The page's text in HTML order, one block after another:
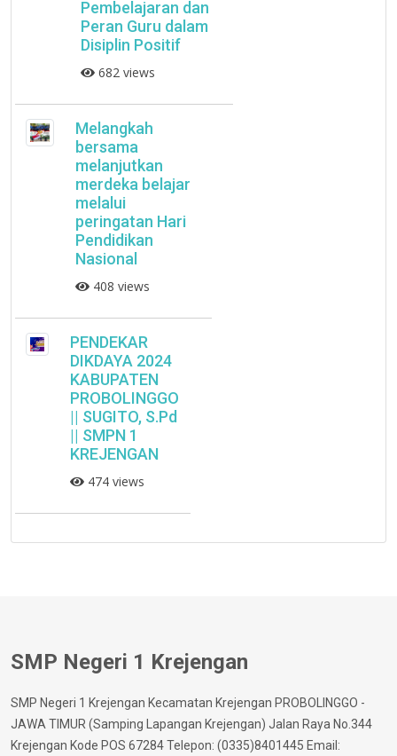
Pembelajaran dan
Peran Guru dalam
Disiplin Positif
682 views
Melangkah
bersama
melanjutkan
merdeka belajar
melalui
peringatan Hari
Pendidikan
Nasional
408 views
PENDEKAR
DIKDAYA 2024
KABUPATEN
PROBOLINGGO
|| SUGITO, S.Pd
|| SMPN 1
KREJENGAN
474 views
SMP Negeri 1 Krejengan
SMP Negeri 1 Krejengan Kecamatan Krejengan PROBOLINGGO -
JAWA TIMUR (Samping Lapangan Krejengan) Jalan Raya No.344
Krejengan Kode POS 67284 Telepon: (0335)8401445 Email: